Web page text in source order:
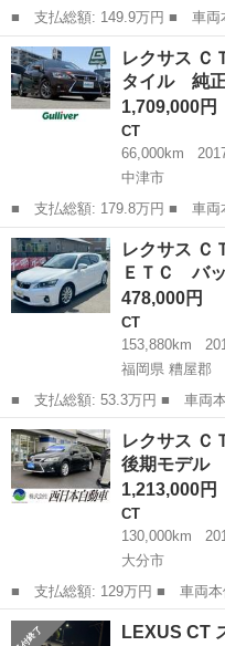
■ 支払総額: 149.9万円 ■ 車両本体価格： 1,372,000 円 ■ メーカ
ー名： レクサス ■ 車種名：
ｈ クリエイティブ テキスタ
ＥＴＣ ...
大分 大分市 CT
レクサス Ｃ
タイル 純
1,709,000円
CT
66,000km
中津市
■ 支払総額: 179.8万円 ■ 車両本体価格： 1,709,000 円 ■ メーカ
ー名： レクサス ■ 車種名
クールツーリングスタイル
ハーフレ...
大分 中津市 CT
レクサス
ＥＴＣ バ
478,000円
CT
153,880km
福岡県 糟屋郡
■ 支払総額: 53.3万円 ■ 車両本体価格： 478,000 円 ■ メーカー
名： レクサス ■ 車種名：
ｈ バージョンＬ ＥＴＣ バ
スソナー オー...
福岡 糟屋郡 CT
レクサス
後期モデル
1,213,000円
CT
130,000km
大分市
■ 支払総額: 129万円 ■ 車両本体価格： 1,213,000 円 ■ メーカー
名： レクサス ■ 車種名：
ｈ バージョンＣ 後期モデル
大分 大分市
LEXUS CT